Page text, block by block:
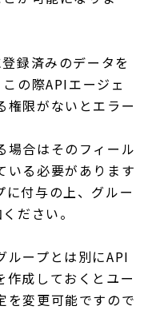
録済みのデータを
の際APIエージェ
権限がないとエラー
場合はそのフィール
いる必要があります
に付与の上、グルー
ださい。
ループとは別にAPI
作成しておくとユー
を変更可能ですので